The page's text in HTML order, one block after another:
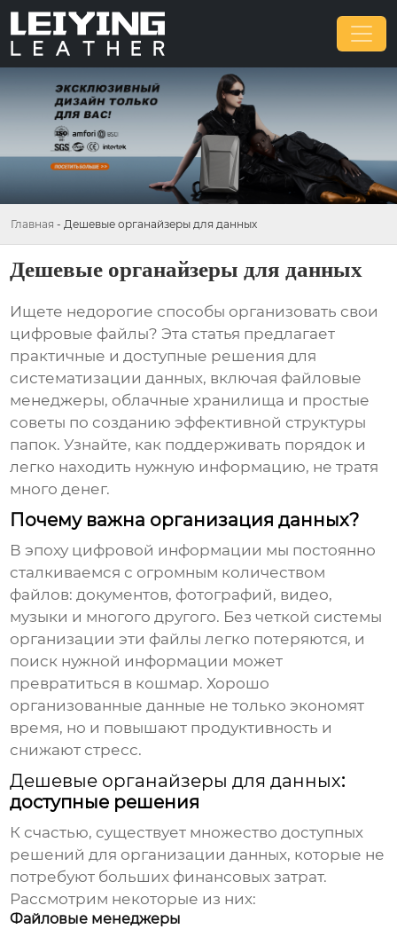
Главная - Дешевые органайзеры для данных
Дешевые органайзеры для данных
Ищете недорогие способы организовать свои
цифровые файлы? Эта статья предлагает
практичные и доступные решения для
систематизации данных, включая файловые
менеджеры, облачные хранилища и простые
советы по созданию эффективной структуры
папок. Узнайте, как поддерживать порядок и
легко находить нужную информацию, не тратя
много денег.
Почему важна организация данных?
В эпоху цифровой информации мы постоянно
сталкиваемся с огромным количеством
файлов: документов, фотографий, видео,
музыки и многого другого. Без четкой системы
организации эти файлы легко потеряются, и
поиск нужной информации может
превратиться в кошмар. Хорошо
организованные данные не только экономят
время, но и повышают продуктивность и
снижают стресс.
Дешевые органайзеры для данных:
доступные решения
К счастью, существует множество доступных
решений для организации данных, которые не
потребуют больших финансовых затрат.
Рассмотрим некоторые из них:
Файловые менеджеры